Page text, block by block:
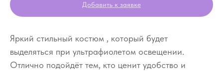
Добавить к заявке
Яркий стильный костюм , который будет
выделяться при ультрафиолетом освещении.
Отлично подойдёт тем, кто ценит удобство и